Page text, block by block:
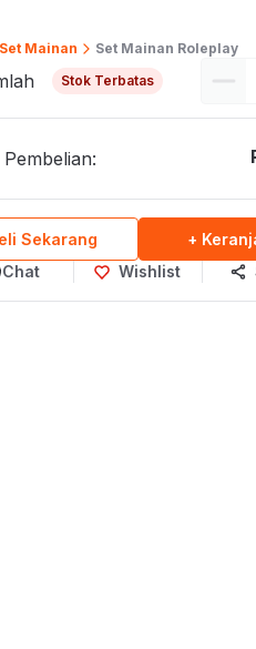
Set Mainan Set Mainan Roleplay
Stok Terbatas
Sekarang
+
Chat
Wishlist